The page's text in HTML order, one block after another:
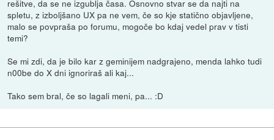
rešitve, da se ne izgublja časa. Osnovno stvar se da najti na
spletu, z izboljšano UX pa ne vem, če so kje statično objavljene,
malo se povpraša po forumu, mogoče bo kdaj vedel prav v tisti
temi?
Se mi zdi, da je bilo kar z geminijem nadgrajeno, menda lahko tudi
n00be do X dni ignoriraš ali kaj...
Tako sem bral, če so lagali meni, pa... :D